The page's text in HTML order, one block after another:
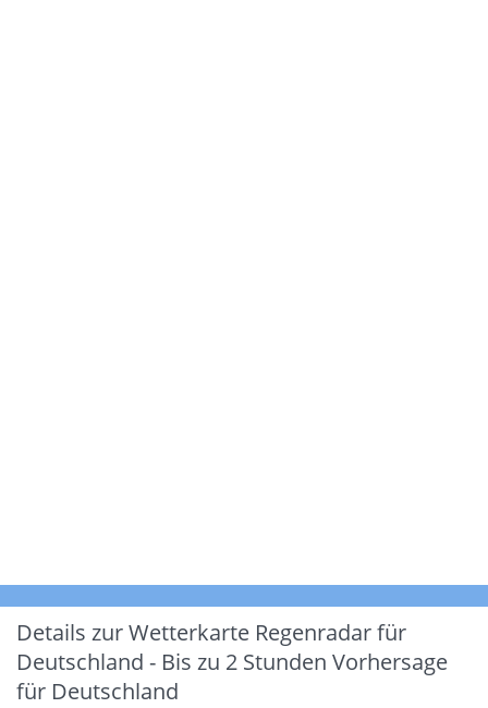
Details zur Wetterkarte Regenradar für
Deutschland - Bis zu 2 Stunden Vorhersage
für Deutschland